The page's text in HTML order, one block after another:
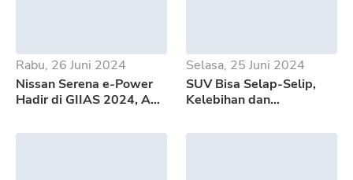
Rabu, 26 Juni 2024
Nissan Serena e-Power
Hadir di GIIAS 2024, Apa
Selasa, 25 Juni 2024
SUV Bisa Selap-Selip,
Kelebihan dan
500